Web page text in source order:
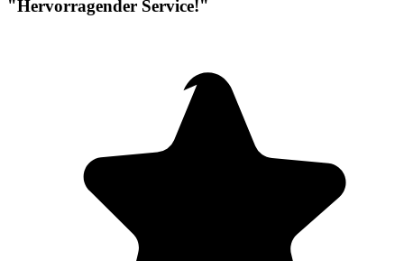
"Hervorragender Service!"